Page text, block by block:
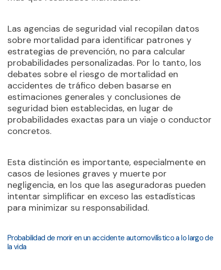
Las agencias de seguridad vial recopilan datos
sobre mortalidad para identificar patrones y
estrategias de prevención, no para calcular
probabilidades personalizadas. Por lo tanto, los
debates sobre el riesgo de mortalidad en
accidentes de tráfico deben basarse en
estimaciones generales y conclusiones de
seguridad bien establecidas, en lugar de
probabilidades exactas para un viaje o conductor
concretos.
Esta distinción es importante, especialmente en
casos de lesiones graves y muerte por
negligencia, en los que las aseguradoras pueden
intentar simplificar en exceso las estadísticas
para minimizar su responsabilidad.
Probabilidad de morir en un accidente automovilístico a lo largo de
la vida